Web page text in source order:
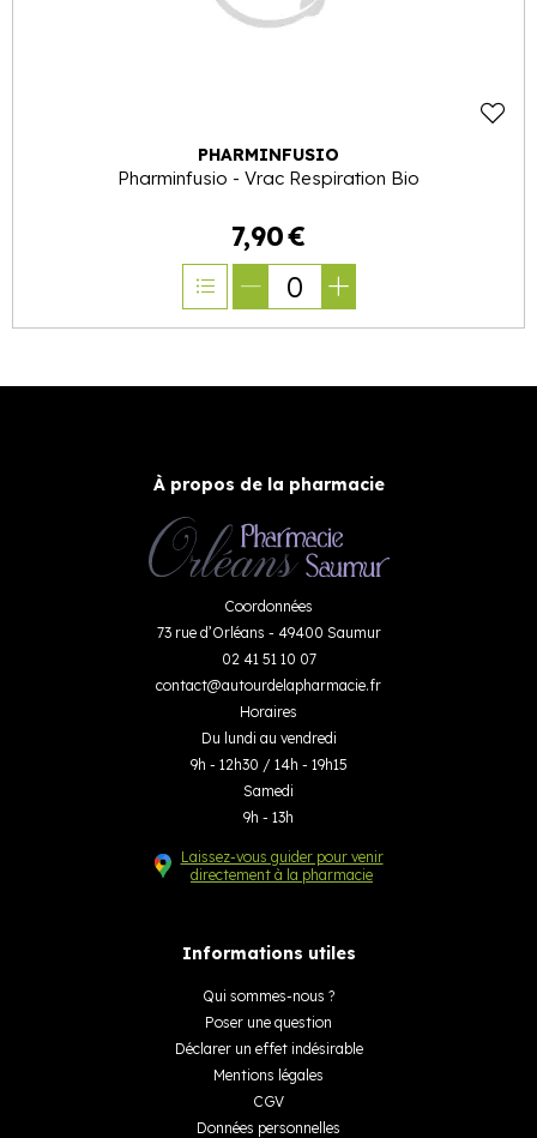
PHARMINFUSIO
Pharminfusio - Vrac Respiration Bio
7,90€
0
À propos de la pharmacie
Coordonnées
73 rue d’Orléans - 49400 Saumur
02 41 51 10 07
contact@autourdelapharmacie.fr
Horaires
Du lundi au vendredi
9h - 12h30 / 14h - 19h15
Samedi
9h - 13h
Laissez-vous guider pour venir
directement à la pharmacie
Informations utiles
Qui sommes-nous ?
Poser une question
Déclarer un effet indésirable
Mentions légales
CGV
Données personnelles